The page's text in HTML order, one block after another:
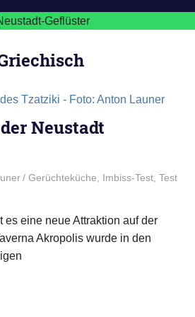
Neustadt
Gerüchteküche Imbiss-Test, Test
es eine neue Attraktion auf der
Akropolis wurde in den